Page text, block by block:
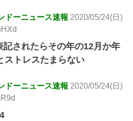
ドーニュース速報 2020/05/24(日)
記されたらその年の12月か年
ストレスたまらない
ドーニュース速報 2020/05/24(日)